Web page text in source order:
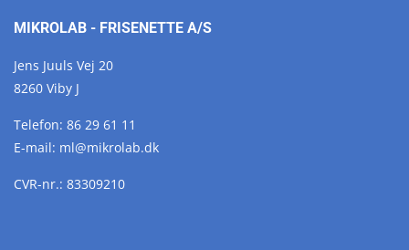
MIKROLAB - FRISENETTE A/S
Jens Juuls Vej 20
8260 Viby J
Telefon: 86 29 61 11
E-mail: ml@mikrolab.dk
CVR-nr.: 83309210